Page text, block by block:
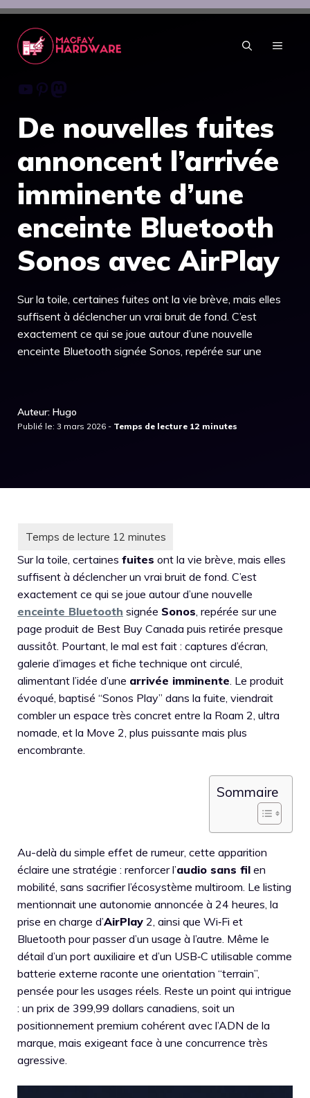
Aller
contenu
MENU
Youtube
Pinterest
Mastodon
De nouvelles fuites
annoncent l’arrivée
imminente d’une
enceinte Bluetooth
Sonos avec AirPlay
Sur la toile, certaines fuites ont la vie brève, mais elles
suffisent à déclencher un vrai bruit de fond. C’est
exactement ce qui se joue autour d’une nouvelle
enceinte Bluetooth signée Sonos, repérée sur une
Auteur: Hugo
Publié le: 3 mars 2026 -
Sur la toile, certaines fuites ont la vie brève, mais elles
suffisent à déclencher un vrai bruit de fond. C’est
exactement ce qui se joue autour d’une nouvelle
enceinte Bluetooth signée Sonos, repérée sur une
page produit de Best Buy Canada puis retirée presque
aussitôt. Pourtant, le mal est fait : captures d’écran,
galerie d’images et fiche technique ont circulé,
alimentant l’idée d’une arrivée imminente. Le produit
évoqué, baptisé “Sonos Play” dans la fuite, viendrait
combler un espace très concret entre la Roam 2, ultra
nomade, et la Move 2, plus puissante mais plus
encombrante.
Sommaire
Au-delà du simple effet de rumeur, cette apparition
éclaire une stratégie : renforcer l’audio sans fil en
mobilité, sans sacrifier l’écosystème multiroom. Le listing
mentionnait une autonomie annoncée à 24 heures, la
prise en charge d’AirPlay 2, ainsi que Wi‑Fi et
Bluetooth pour passer d’un usage à l’autre. Même le
détail d’un port auxiliaire et d’un USB‑C utilisable comme
batterie externe raconte une orientation “terrain”,
pensée pour les usages réels. Reste un point qui intrigue
: un prix de 399,99 dollars canadiens, soit un
positionnement premium cohérent avec l’ADN de la
marque, mais exigeant face à une concurrence très
agressive.